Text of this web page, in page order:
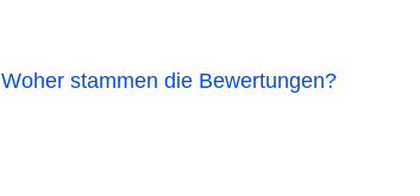
Woher stammen die Bewertungen?